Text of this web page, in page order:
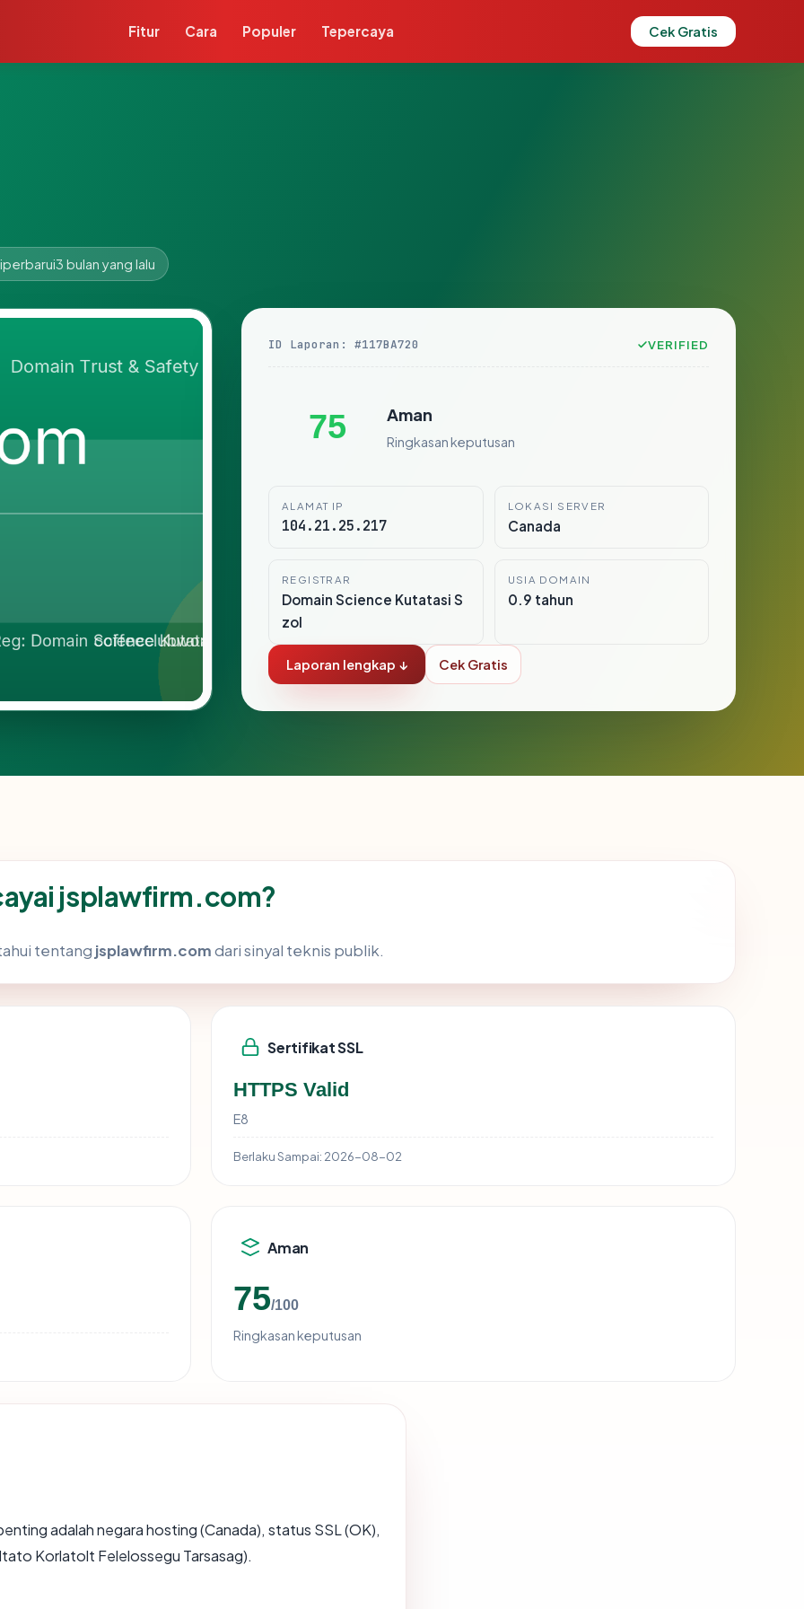
Fitur Cara Populer Tepercaya Cek Gratis
3 bulan yang lalu
ID Laporan: #117BA720 VERIFIED
75 Aman
Ringkasan keputusan
ALAMAT IP
104.21.25.217
LOKASI SERVER
Canada
REGISTRAR
Domain Science Kutatasi S
zol
USIA DOMAIN
0.9 tahun
Laporan lengkap ↓ Cek Gratis
jsplawfirm.com?
tentang jsplawfirm.comdari sinyal teknis publik.
Sertifikat SSL
HTTPS Valid
E8
Berlaku Sampai: 2026-08-02
Aman
75/100
Ringkasan keputusan
adalah negara hosting (Canada), status SSL (OK),
Korlatolt Felelossegu Tarsasag).